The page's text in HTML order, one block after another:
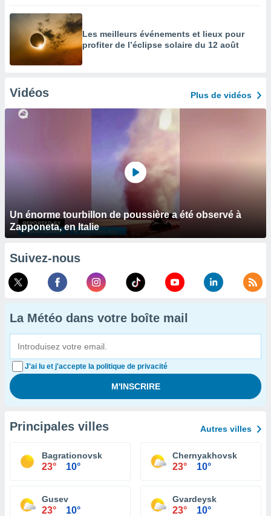
Les meilleurs événements et lieux pour
profiter de l’éclipse solaire du 12 août
Vidéos Plus de vidéos
Un énorme tourbillon de poussière a été observé à
Zapponeta, en Italie
Suivez-nous
La Météo dans votre boîte mail
J'ai lu et j'accepte la politique de privacité
Principales villes Autres villes
Bagrationovsk
23° 10°
Chernyakhovsk
23° 10°
Gusev
23° 10°
Gvardeysk
23° 10°